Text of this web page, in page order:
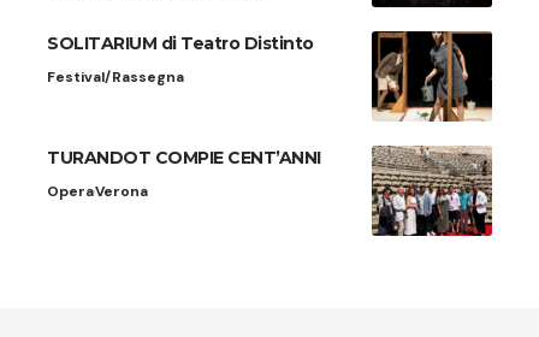
SOLITARIUM di Teatro Distinto
Festival/Rassegna
TURANDOT COMPIE CENT’ANNI
OperaVerona